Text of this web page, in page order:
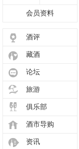
会员资料
酒评
藏酒
论坛
旅游
俱乐部
酒市导购
资讯